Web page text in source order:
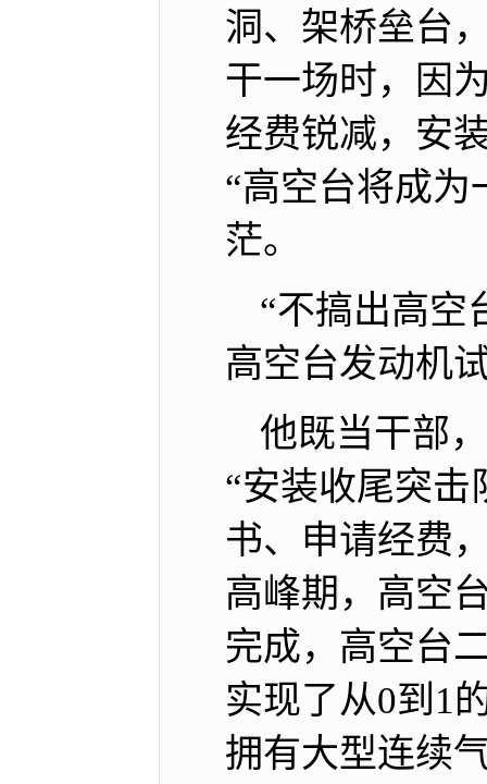
洞、架桥垒台
干一场时，因
经费锐减，安
“高空台将成
茫。
“不搞出高空
高空台发动机
他既当干部
“安装收尾突
书、申请经费
高峰期，高空
完成，高空台
实现了从0到1
拥有大型连续